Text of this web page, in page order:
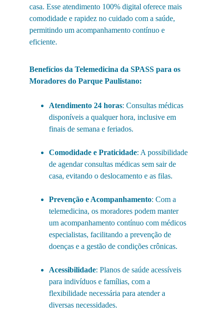
casa. Esse atendimento 100% digital oferece mais
comodidade e rapidez no cuidado com a saúde,
permitindo um acompanhamento contínuo e
eficiente.
Benefícios da Telemedicina da SPASS para os
Moradores do Parque Paulistano:
Atendimento 24 horas: Consultas médicas
disponíveis a qualquer hora, inclusive em
finais de semana e feriados.
Comodidade e Praticidade: A possibilidade
de agendar consultas médicas sem sair de
casa, evitando o deslocamento e as filas.
Prevenção e Acompanhamento: Com a
telemedicina, os moradores podem manter
um acompanhamento contínuo com médicos
especialistas, facilitando a prevenção de
doenças e a gestão de condições crônicas.
Acessibilidade: Planos de saúde acessíveis
para indivíduos e famílias, com a
flexibilidade necessária para atender a
diversas necessidades.